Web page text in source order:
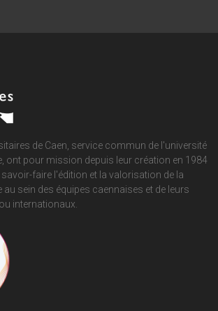
de Caen, service commun de l'université
, ont pour mission depuis leur création en 1984
faire l'édition et la valorisation de la
au sein des équipes caennaises et de leurs
internationaux.